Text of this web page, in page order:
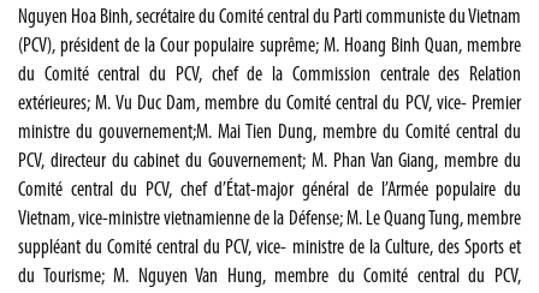
Nguyen Hoa Binh, secrétaire du Comité central du Parti communiste du Vietnam
(PCV), président de la Cour populaire suprême; M. Hoang Binh Quan, membre
du Comité central du PCV, chef de la Commission centrale des Relation
extérieures; M. Vu Duc Dam, membre du Comité central du PCV, vice- Premier
ministre du gouvernement;M. Mai Tien Dung, membre du Comité central du
PCV, directeur du cabinet du Gouvernement; M. Phan Van Giang, membre du
Comité central du PCV, chef d’État-major général de l’Armée populaire du
Vietnam, vice-ministre vietnamienne de la Défense; M. Le Quang Tung, membre
suppléant du Comité central du PCV, vice- ministre de la Culture, des Sports et
du Tourisme; M. Nguyen Van Hung, membre du Comité central du PCV,